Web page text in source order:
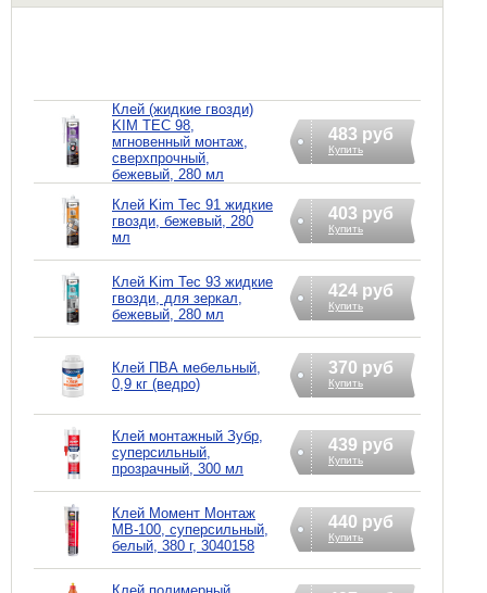
Клей (жидкие гвозди)
KIM TEC 98,
мгновенный монтаж,
сверхпрочный,
бежевый, 280 мл
483 руб
Купить
Клей Kim Tec 91 жидкие
гвозди, бежевый, 280
мл
403 руб
Купить
Клей Kim Tec 93 жидкие
гвозди, для зеркал,
бежевый, 280 мл
424 руб
Купить
Клей ПВА мебельный,
0,9 кг (ведро)
370 руб
Купить
Клей монтажный Зубр,
суперсильный,
прозрачный, 300 мл
439 руб
Купить
Клей Момент Монтаж
МВ-100, суперсильный,
белый, 380 г, 3040158
440 руб
Купить
Клей полимерный